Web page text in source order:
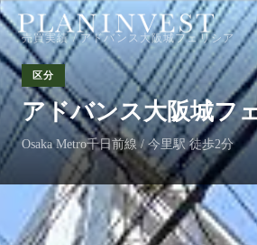
売買実績/ アドバンス大阪城フェリシア
区分
アドバンス大阪城フ
Osaka Metro千日前線 / 今里駅 徒歩2分